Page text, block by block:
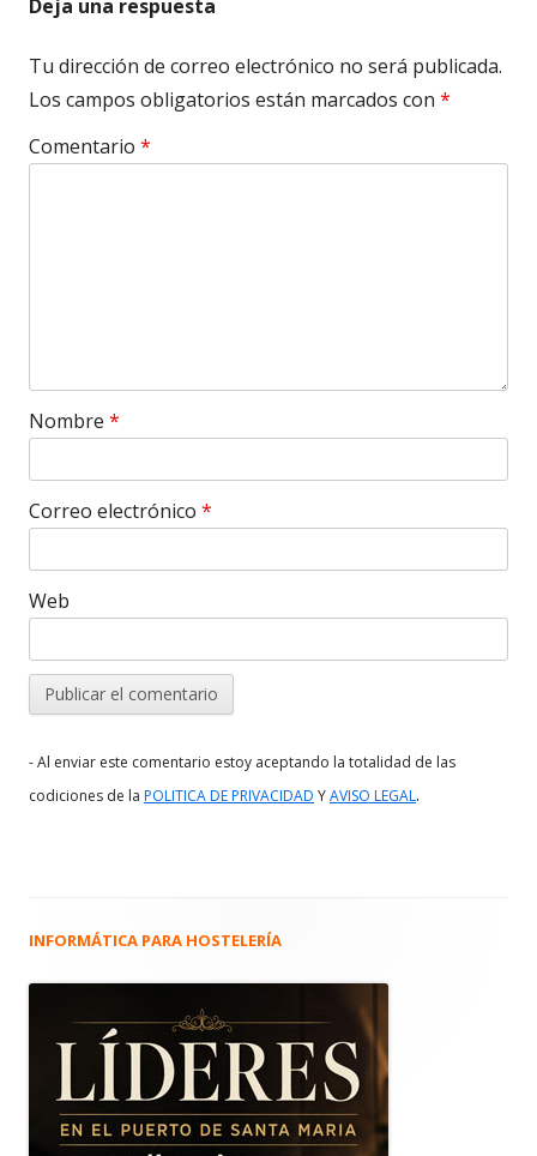
Deja una respuesta
Tu dirección de correo electrónico no será publicada.
Los campos obligatorios están marcados con *
Comentario *
Nombre *
Correo electrónico *
Web
- Al enviar este comentario estoy aceptando la totalidad de las
codiciones de la POLITICA DE PRIVACIDAD YAVISO LEGAL.
Barra
principal
INFORMÁTICA PARA HOSTELERÍA